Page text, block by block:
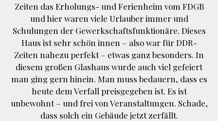
Zeiten das Erholungs- und Ferienheim vom FDGB
und hier waren viele Urlauber immer und
Schulungen der Gewerkschaftsfunktionäre. Dieses
Haus ist sehr schön innen – also war für DDR-
Zeiten nahezu perfekt – etwas ganz besonders. In
diesem großen Glashaus wurde auch viel gefeiert
man ging gern hinein. Man muss bedauern, dass es
heute dem Verfall preisgegeben ist. Es ist
unbewohnt – und frei von Veranstaltungen. Schade,
dass solch ein Gebäude jetzt zerfällt.